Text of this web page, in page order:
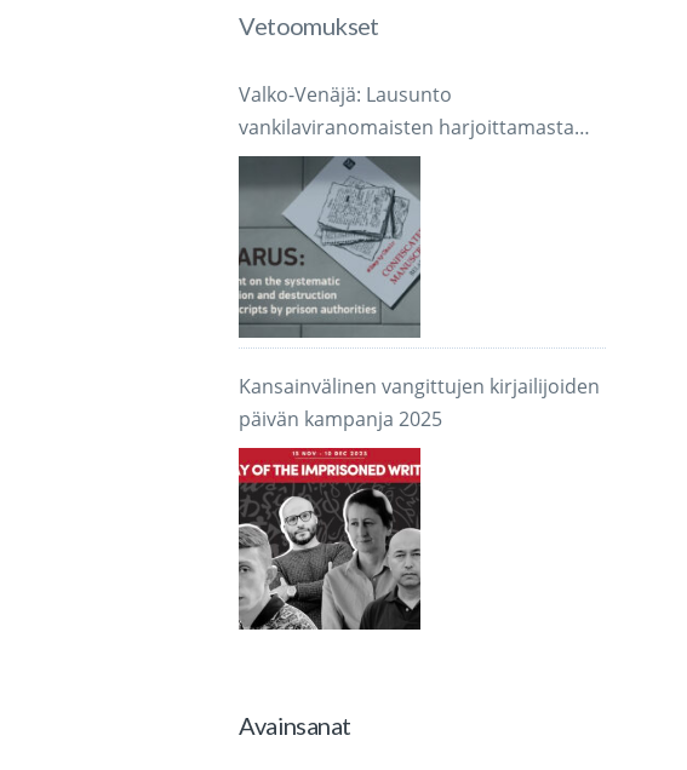
Vetoomukset
Valko-Venäjä: Lausunto
vankilaviranomaisten harjoittamasta
järjestelmällisestä käsikirjoitusten
takavarikoinnista ja tuhoamisesta
Kansainvälinen vangittujen kirjailijoiden
päivän kampanja 2025
Avainsanat